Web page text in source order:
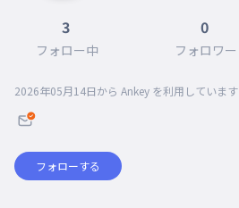
3
フォロー中
0
フォロワー
2026年05月14日から Ankey を利用しています
フォローする